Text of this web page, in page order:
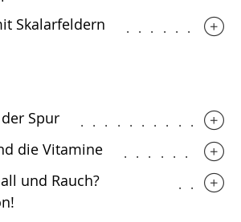
Skalarfeldern
Spur
die Vitamine
und Rauch?